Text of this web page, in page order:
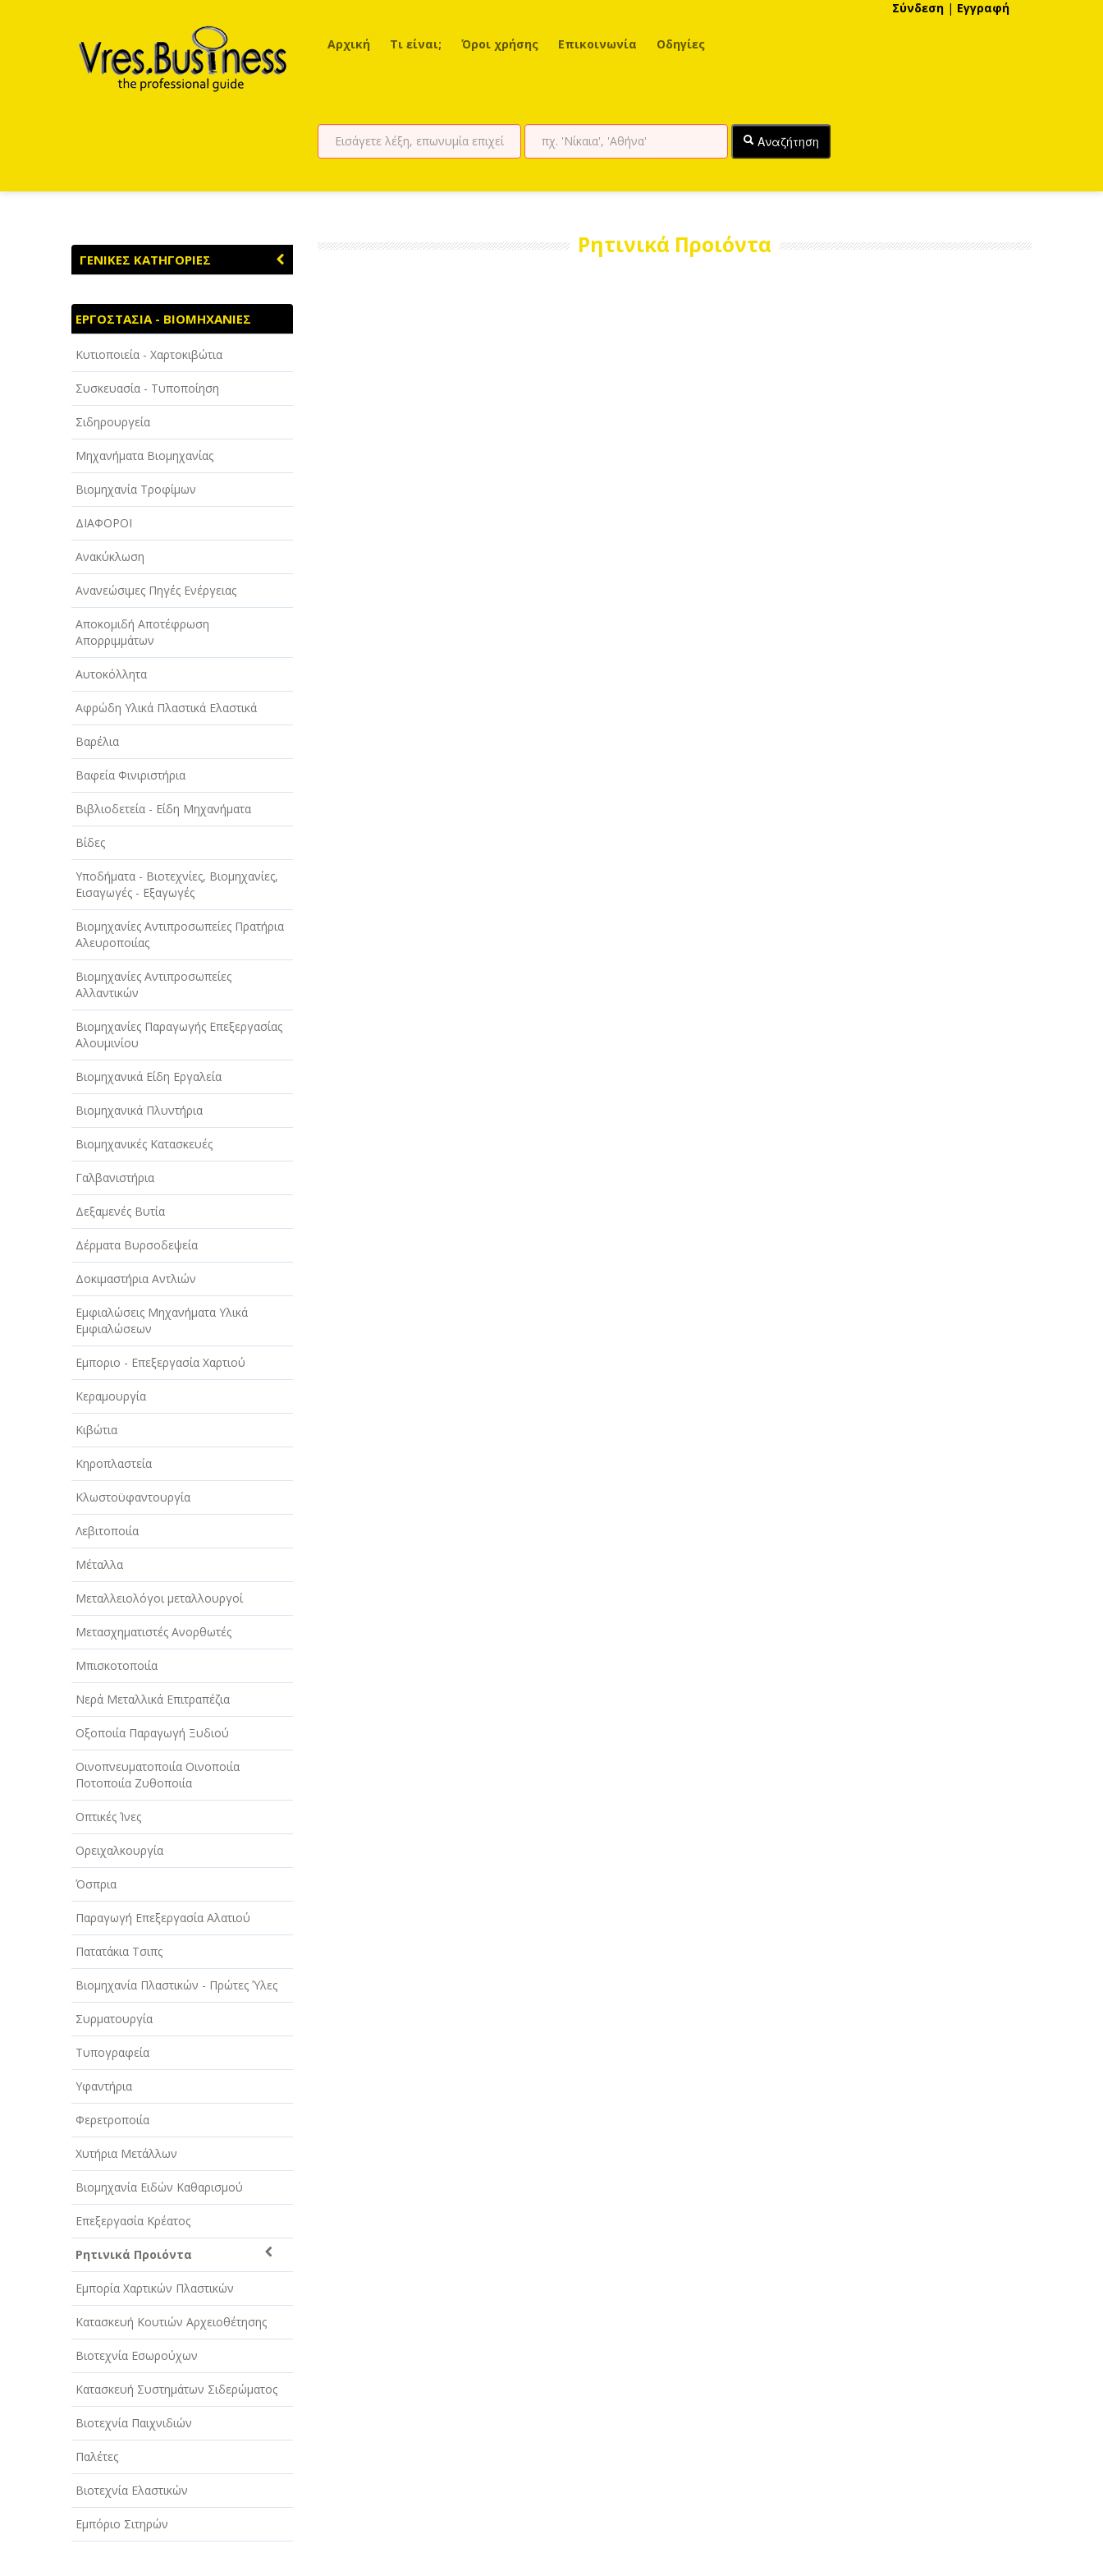
Αρχική Τι είναι; Όροι χρήσης Επικοινωνία Οδηγίες
Σύνδεση | Εγγραφή
Αναζήτηση
ΓΕΝΙΚΕΣ ΚΑΤΗΓΟΡΙΕΣ
ΑΓΡΟΤΙΚΑ - ΚΤΗΝΟΤΡΟΦΙΚΑ
ΑΘΛΗΤΙΣΜΟΣ
ΑΥΤΟΚΙΝΗΤΑ - ΜΗΧΑΝΕΣ - ΣΚΑΦΗ
ΔΙΑΣΚΕΔΑΣΗ - ΨΥΧΑΓΩΓΙΑ - ΤΕΧΝΕΣ
ΔΙΑΦΗΜΙΣΗ - ΜΜΕ
ΕΚΚΛΗΣΙΕΣ - ΦΙΛΑΝΘΡΩΠΙΚΑ
ΣΩΜΑΤΕΙΑ
ΕΚΠΑΙΔΕΥΣΗ - ΣΧΟΛΕΣ
ΕΜΠΟΡΙΟ - ΕΜΠΟΡΙΚΑ ΚΑΤΑΣΤΗΜΑΤΑ
ΕΡΓΟΣΤΑΣΙΑ - ΒΙΟΜΗΧΑΝΙΕΣ
ΞΕΝΟΔΟΧΕΙΑ - ΤΟΥΡΙΣΜΟΣ
ΟΜΟΡΦΙΑ
ΠΑΡΟΧΗ ΥΠΗΡΕΣΙΩΝ
ΤΕΧΝΙΚΑ - ΚΑΤΑΣΚΕΥΑΣΤΙΚΑ
ΤΕΧΝΟΛΟΓΙΑ
ΥΓΕΙΑ - ΙΑΤΡΟΙ
ΦΑΓΗΤΟ
ΕΡΓΟΣΤΑΣΙΑ - ΒΙΟΜΗΧΑΝΙΕΣ
Κυτιοποιεία - Χαρτοκιβώτια
Συσκευασία - Τυποποίηση
Σιδηρουργεία
Μηχανήματα Βιομηχανίας
Βιομηχανία Τροφίμων
ΔΙΑΦΟΡΟΙ
Ανακύκλωση
Ανανεώσιμες Πηγές Ενέργειας
Αποκομιδή Αποτέφρωση
Απορριμμάτων
Αυτοκόλλητα
Αφρώδη Υλικά Πλαστικά Ελαστικά
Βαρέλια
Βαφεία Φινιριστήρια
Βιβλιοδετεία - Είδη Μηχανήματα
Βίδες
Υποδήματα - Βιοτεχνίες, Βιομηχανίες,
Εισαγωγές - Εξαγωγές
Βιομηχανίες Αντιπροσωπείες Πρατήρια
Αλευροποιίας
Βιομηχανίες Αντιπροσωπείες
Αλλαντικών
Βιομηχανίες Παραγωγής Επεξεργασίας
Αλουμινίου
Βιομηχανικά Είδη Εργαλεία
Βιομηχανικά Πλυντήρια
Βιομηχανικές Κατασκευές
Γαλβανιστήρια
Δεξαμενές Βυτία
Δέρματα Βυρσοδεψεία
Δοκιμαστήρια Αντλιών
Εμφιαλώσεις Μηχανήματα Υλικά
Εμφιαλώσεων
Εμποριο - Επεξεργασία Χαρτιού
Κεραμουργία
Κιβώτια
Κηροπλαστεία
Κλωστοϋφαντουργία
Λεβιτοποιία
Μέταλλα
Μεταλλειολόγοι μεταλλουργοί
Μετασχηματιστές Ανορθωτές
Μπισκοτοποιία
Νερά Μεταλλικά Επιτραπέζια
Οξοποιία Παραγωγή Ξυδιού
Οινοπνευματοποιία Οινοποιία
Ποτοποιία Ζυθοποιία
Οπτικές Ίνες
Ορειχαλκουργία
Όσπρια
Παραγωγή Επεξεργασία Αλατιού
Πατατάκια Τσιπς
Βιομηχανία Πλαστικών - Πρώτες Ύλες
Συρματουργία
Τυπογραφεία
Υφαντήρια
Φερετροποιία
Χυτήρια Μετάλλων
Βιομηχανία Ειδών Καθαρισμού
Επεξεργασία Κρέατος
Ρητινικά Προιόντα
Εμπορία Χαρτικών Πλαστικών
Κατασκευή Κουτιών Αρχειοθέτησης
Βιοτεχνία Εσωρούχων
Κατασκευή Συστημάτων Σιδερώματος
Βιοτεχνία Παιχνιδιών
Παλέτες
Βιοτεχνία Ελαστικών
Εμπόριο Σιτηρών
Ρητινικά Προιόντα